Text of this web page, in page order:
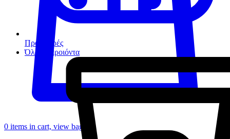
Προσφορές
Όλα τα προιόντα
0 items in cart, view bag